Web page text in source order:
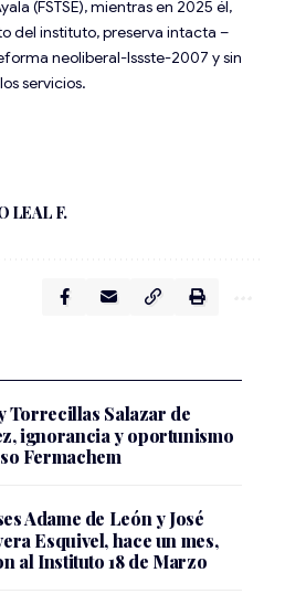
(FSTSE), mientras en 2025 él,
del instituto, preserva intacta –
neoliberal-Issste-2007 y sin
servicios.
LEAL F.
Torrecillas Salazar de
ignorancia y oportunismo
Fermachem
Adame de León y José
Esquivel, hace un mes,
al Instituto 18 de Marzo